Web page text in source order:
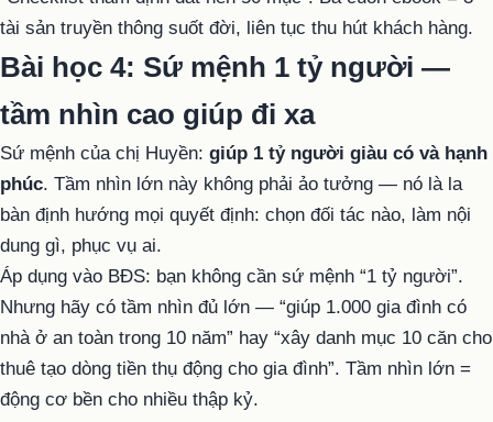
tài sản truyền thông suốt đời, liên tục thu hút khách hàng.
Bài học 4: Sứ mệnh 1 tỷ người —
tầm nhìn cao giúp đi xa
Sứ mệnh của chị Huyền: giúp 1 tỷ người giàu có và hạnh
phúc. Tầm nhìn lớn này không phải ảo tưởng — nó là la
bàn định hướng mọi quyết định: chọn đối tác nào, làm nội
dung gì, phục vụ ai.
Áp dụng vào BĐS: bạn không cần sứ mệnh “1 tỷ người”.
Nhưng hãy có tầm nhìn đủ lớn — “giúp 1.000 gia đình có
nhà ở an toàn trong 10 năm” hay “xây danh mục 10 căn cho
thuê tạo dòng tiền thụ động cho gia đình”. Tầm nhìn lớn =
động cơ bền cho nhiều thập kỷ.